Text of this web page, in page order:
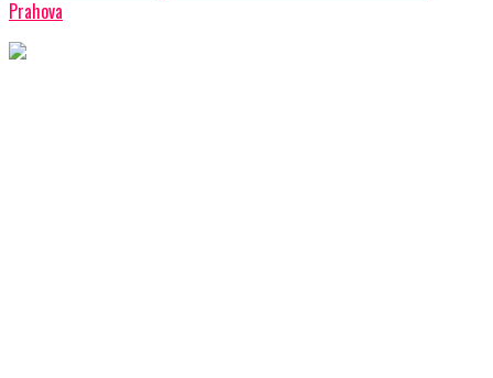
Prahova